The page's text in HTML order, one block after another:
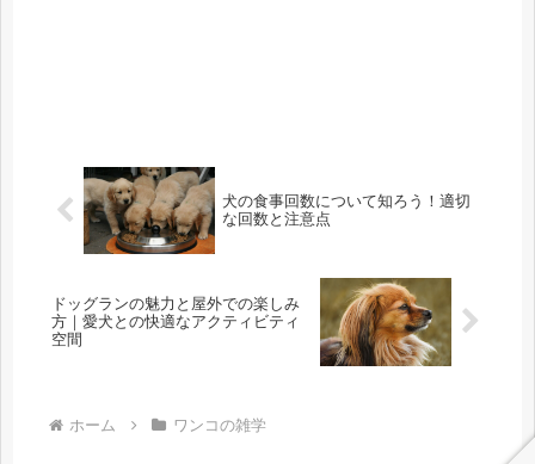
犬の食事回数について知ろう！適切
な回数と注意点
ドッグランの魅力と屋外での楽しみ
方｜愛犬との快適なアクティビティ
空間
ホーム ワンコの雑学